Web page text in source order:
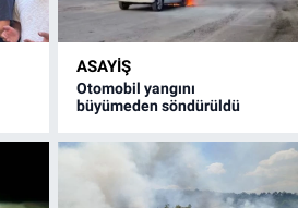
ASAYİŞ
Otomobil yangını
büyümeden söndürüldü